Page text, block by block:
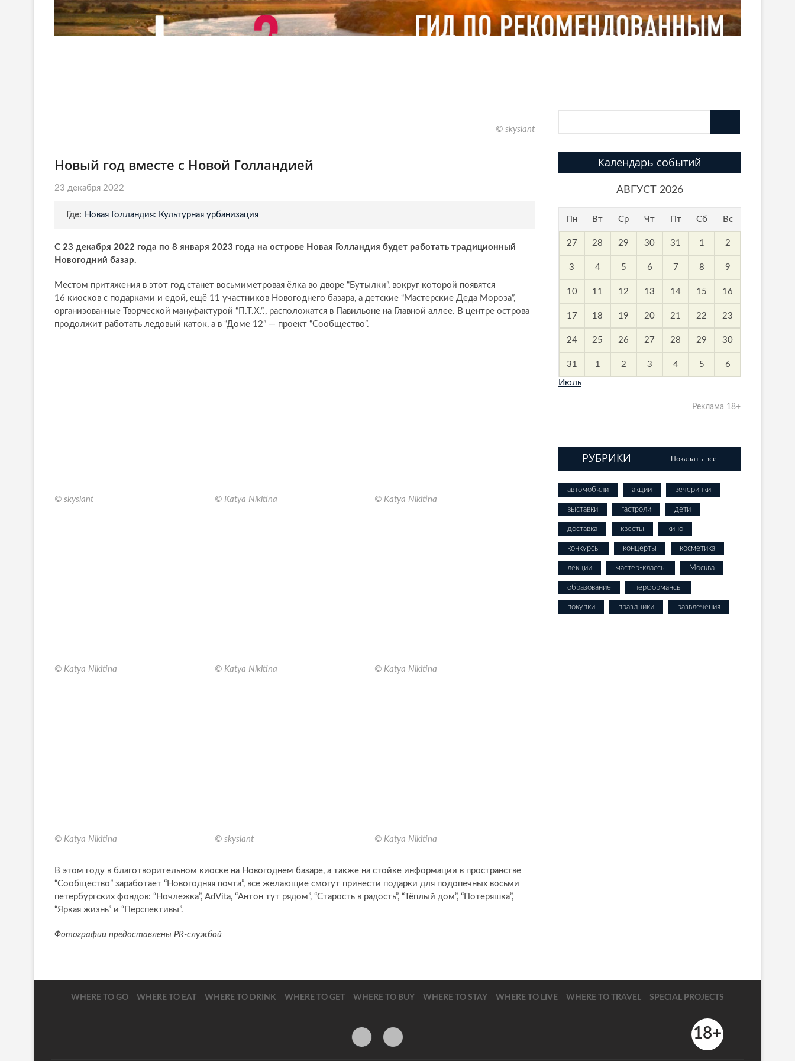
© skyslant
Новый год вместе с Новой Голландией
23 декабря 2022
Где: Новая Голландия: Культурная урбанизация
С 23 декабря 2022 года по 8 января 2023 года на острове Новая Голландия будет работать традиционный
Новогодний базар.
Местом притяжения в этот год станет восьмиметровая ёлка во дворе “Бутылки”, вокруг которой появятся
16 киосков с подарками и едой, ещё 11 участников Новогоднего базара, а детские “Мастерские Деда Мороза”,
организованные Творческой мануфактурой “П.Т.Х.”., расположатся в Павильоне на Главной аллее. В центре острова
продолжит работать ледовый каток, а в “Доме 12” — проект “Сообщество”.
© skyslant © Katya Nikitina © Katya Nikitina
© Katya Nikitina © Katya Nikitina © Katya Nikitina
© Katya Nikitina © skyslant © Katya Nikitina
В этом году в благотворительном киоске на Новогоднем базаре, а также на стойке информации в пространстве
“Сообщество” заработает “Новогодняя почта”, все желающие смогут принести подарки для подопечных восьми
петербургских фондов: “Ночлежка”, AdVita, “Антон тут рядом”, “Старость в радость”, “Тёплый дом”, “Потеряшка”,
“Яркая жизнь” и “Перспективы”.
Фотографии предоставлены PR-службой
Календарь событий
АВГУСТ 2026
Пн Вт Ср Чт Пт Сб Вс
27 28 29 30 31 1 2
3 4 5 6 7 8 9
10 11 12 13 14 15 16
17 18 19 20 21 22 23
24 25 26 27 28 29 30
31 1 2 3 4 5 6
Июль
Реклама 18+
РУБРИКИ Показать все
автомобили акции вечеринки
выставки гастроли дети
доставка квесты кино
конкурсы концерты косметика
лекции мастер-классы Москва
образование перформансы
покупки праздники развлечения
WHERE TO GO WHERE TO EAT WHERE TO DRINK WHERE TO GET WHERE TO BUY WHERE TO STAY WHERE TO LIVE WHERE TO TRAVEL SPECIAL PROJECTS
18+